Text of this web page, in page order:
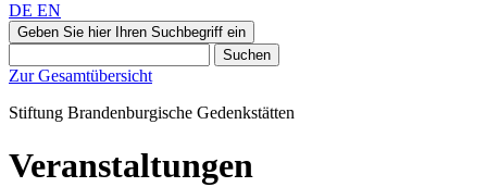
DE EN
Geben Sie hier Ihren Suchbegriff ein
Suchen
Zur Gesamtübersicht
Stiftung Brandenburgische Gedenkstätten
Veranstaltungen